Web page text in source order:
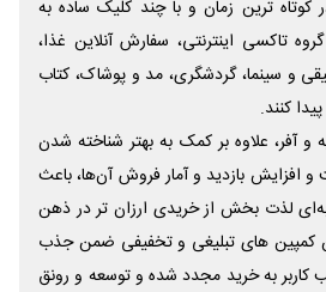
کوتاه ترین زمان و با چند کلیک ساده به
تاکسی اینترنتی، سفارش آنلاین غذا،
و سینما، گردشگری، مد و پوشاک، کتاب
کنند.
و آفر، علاوه بر کمک به بهتر شناخته شدن
و افزایش بازدید و آمار فروش آن‌ها، باعث
لذت بخش از خریدی ارزان تر در ذهن
کمپین های تبلیغی و تخفیفی ضمن جذب
کاربر به خرید مجدد شده و توسعه و رونق